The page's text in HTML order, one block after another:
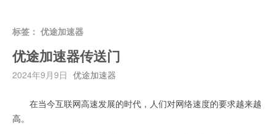
标签： 优途加速器
优途加速器传送门
2024年9月9日 优途加速器
在当今互联网高速发展的时代，人们对网络速度的要求越来越
高。